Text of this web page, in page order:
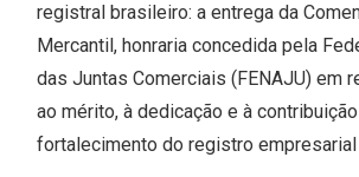
registral brasileiro: a entrega da
Mercantil, honraria concedida pela
das Juntas Comerciais (FENAJU) em
ao mérito, à dedicação e à
fortalecimento do registro empresarial